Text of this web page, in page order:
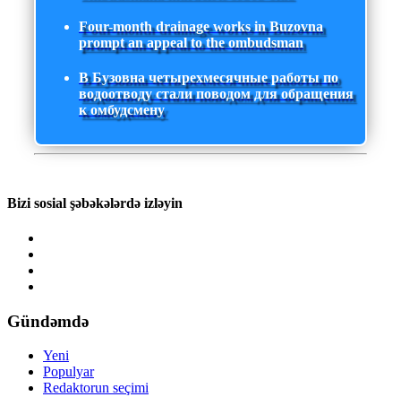
Four-month drainage works in Buzovna
prompt an appeal to the ombudsman
В Бузовна четырехмесячные работы по
водоотводу стали поводом для обращения
к омбудсмену
Bizi sosial şəbəkələrdə izləyin
Gündəmdə
Yeni
Populyar
Redaktorun seçimi